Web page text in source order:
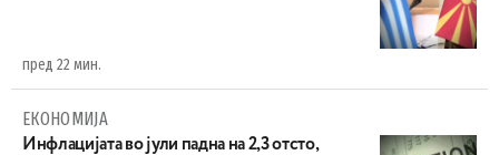
пред 22 мин.
ЕКОНОМИЈА
Инфлацијата во јули падна на 2,3 отсто,